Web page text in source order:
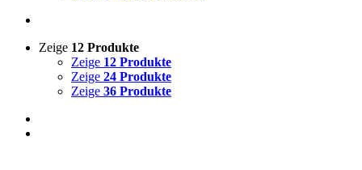
Zeige 12 Produkte
Zeige 12 Produkte
Zeige 24 Produkte
Zeige 36 Produkte